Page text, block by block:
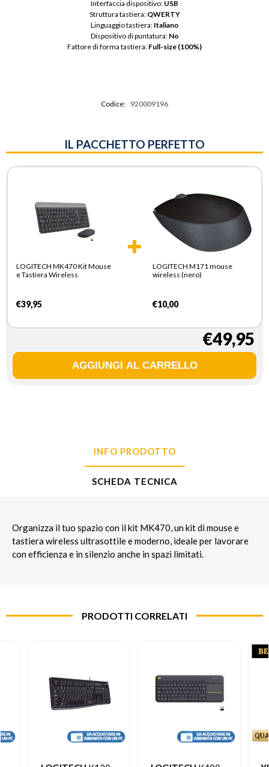
Interfaccia dispositivo: USB
Struttura tastiera: QWERTY
Linguaggio tastiera: Italiano
Dispositivo di puntatura: No
Fattore di forma tastiera: Full-size (100%)
Codice: 920009196
IL PACCHETTO PERFETTO
LOGITECH MK470 Kit Mouse
e Tastiera Wireless
€39,95
LOGITECH M171 mouse
wireless (nero)
€10,00
€49,95
INFO PRODOTTO
SCHEDA TECNICA
Organizza il tuo spazio con il kit MK470, un kit di mouse e
tastiera wireless ultrasottile e moderno, ideale per lavorare
con efficienza e in silenzio anche in spazi limitati.
PRODOTTI CORRELATI